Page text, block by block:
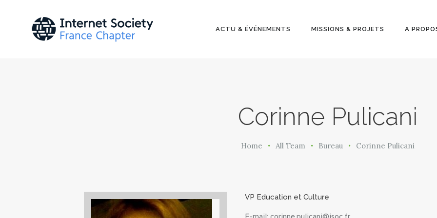
ACTU & ÉVÉNEMENTS MISSIONS & PROJETS A
Corinne Pulicani
Home All Team Bureau Corinne Pulicani
ÉVÉNEMENT
A PROPOS
VP Education et Culture